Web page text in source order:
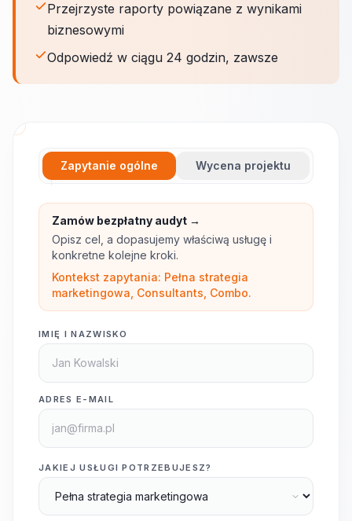
Przejrzyste raporty powiązane z wynikami
biznesowymi
Odpowiedź w ciągu 24 godzin, zawsze
Zapytanie ogólne Wycena projektu
Zamów bezpłatny audyt →
Opisz cel, a dopasujemy właściwą usługę i
konkretne kolejne kroki.
Kontekst zapytania: Pełna strategia
marketingowa, Consultants, Combo.
IMIĘ I NAZWISKO
ADRES E-MAIL
JAKIEJ USŁUGI POTRZEBUJESZ?